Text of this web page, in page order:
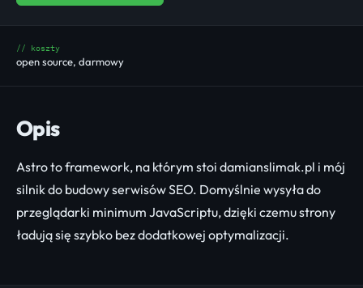
// koszty
open source, darmowy
Opis
Astro to framework, na którym stoi damianslimak.pl i mój
silnik do budowy serwisów SEO. Domyślnie wysyła do
przeglądarki minimum JavaScriptu, dzięki czemu strony
ładują się szybko bez dodatkowej optymalizacji.